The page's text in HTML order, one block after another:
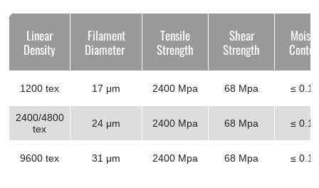
Linear
Density
Filament
Diameter
Tensile
Strength
Shear
Strength
1200 tex 17 μm 2400 Mpa 68 Mpa ≤
2400/4800
tex
24 μm 2400 Mpa 68 Mpa ≤
9600 tex 31 μm 2400 Mpa 68 Mpa ≤